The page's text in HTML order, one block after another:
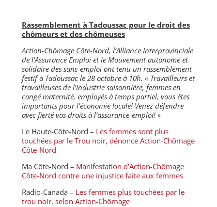
Rassemblement à Tadoussac pour le droit des
chômeurs et des chômeuses
Action-Chômage Côte-Nord, l’Alliance Interprovinciale
de l’Assurance Emploi et le Mouvement autonome et
solidaire des sans-emploi ont tenu un rassemblement
festif à Tadoussac le 28 octobre à 10h. « Travailleurs et
travailleuses de l’industrie saisonnière, femmes en
congé maternité, employés à temps partiel, vous êtes
importants pour l’économie locale! Venez défendre
avec fierté vos droits à l’assurance-emploi! »
Le Haute-Côte-Nord – Les femmes sont plus
touchées par le Trou noir, dénonce Action-Chômage
Côte-Nord
Ma Côte-Nord – Manifestation d’Action-Chômage
Côte-Nord contre une injustice faite aux femmes
Radio-Canada – Les femmes plus touchées par le
trou noir, selon Action-Chômage